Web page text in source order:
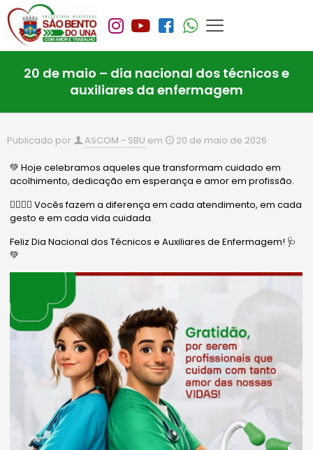
20 de maio – dia nacional dos técnicos e
auxiliares da enfermagem
Publicado por ASCOM - SBU em 20 de maio de 2026
💚 Hoje celebramos aqueles que transformam cuidado em
acolhimento, dedicação em esperança e amor em profissão.
👩‍⚕️🧑‍⚕️ Vocês fazem a diferença em cada atendimento, em cada
gesto e em cada vida cuidada.
Feliz Dia Nacional dos Técnicos e Auxiliares de Enfermagem! 🩺
💚